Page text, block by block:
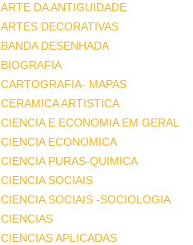
ARTE DA ANTIGUIDADE
ARTES DECORATIVAS
BANDA DESENHADA
BIOGRAFIA
CARTOGRAFIA- MAPAS
CERAMICA ARTISTICA
CIENCIA E ECONOMIA EM GERAL
CIENCIA ECONOMICA
CIENCIA PURAS-QUIMICA
CIENCIA SOCIAIS
CIENCIA SOCIAIS -SOCIOLOGIA
CIENCIAS
CIENCIAS APLICADAS